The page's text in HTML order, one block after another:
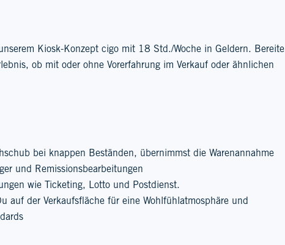
Kiosk-Konzept cigo mit 18 Std./Woche in Geldern. Bereite
ob mit oder ohne Vorerfahrung im Verkauf oder ähnlichen
bei knappen Beständen, übernimmst die Warenannahme
und Remissionsbearbeitungen
wie Ticketing, Lotto und Postdienst.
auf der Verkaufsfläche für eine Wohlfühlatmosphäre und